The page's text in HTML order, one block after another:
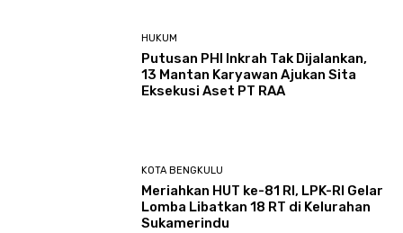
HUKUM
Putusan PHI Inkrah Tak Dijalankan,
13 Mantan Karyawan Ajukan Sita
Eksekusi Aset PT RAA
KOTA BENGKULU
Meriahkan HUT ke-81 RI, LPK-RI Gelar
Lomba Libatkan 18 RT di Kelurahan
Sukamerindu